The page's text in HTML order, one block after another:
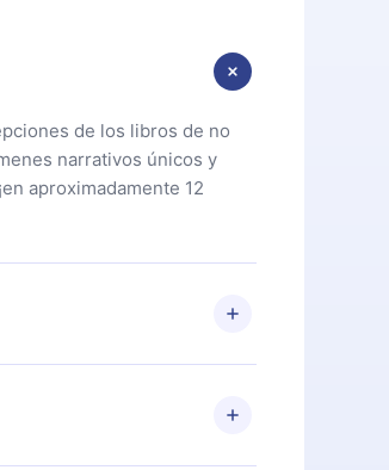
de los libros de no
narrativos únicos y
aproximadamente 12
de nuestra biblioteca. Si por
contacta a